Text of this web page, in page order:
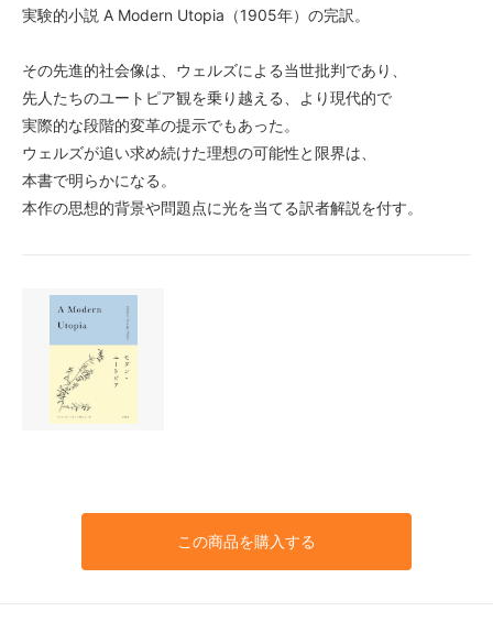
実験的小説 A Modern Utopia（1905年）の完訳。
その先進的社会像は、ウェルズによる当世批判であり、
先人たちのユートピア観を乗り越える、より現代的で
実際的な段階的変革の提示でもあった。
ウェルズが追い求め続けた理想の可能性と限界は、
本書で明らかになる。
本作の思想的背景や問題点に光を当てる訳者解説を付す。
この商品を購入する